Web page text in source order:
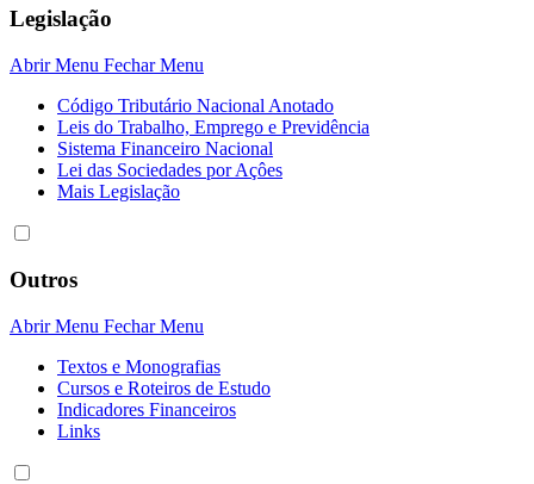
Legislação
Abrir Menu Fechar Menu
Código Tributário Nacional Anotado
Leis do Trabalho, Emprego e Previdência
Sistema Financeiro Nacional
Lei das Sociedades por Açôes
Mais Legislação
Outros
Abrir Menu Fechar Menu
Textos e Monografias
Cursos e Roteiros de Estudo
Indicadores Financeiros
Links